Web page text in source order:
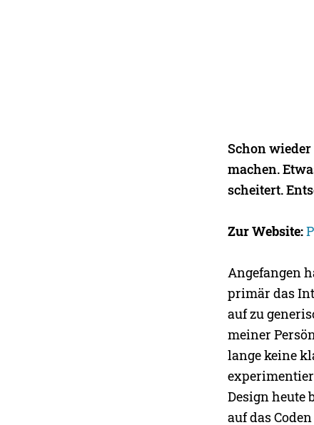
Schon
machen.
scheitert.
Zur Website:
Angefangen
primär das
auf zu
meiner
lange keine
Design heute
auf das